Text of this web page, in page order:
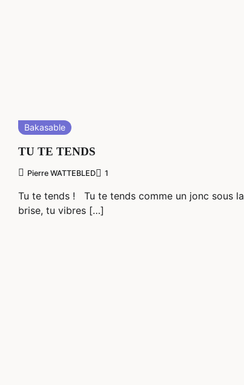
Bakasable
TU TE TENDS
Pierre WATTEBLED 1
Tu te tends ! Tu te tends comme un jonc sous la
brise, tu vibres […]